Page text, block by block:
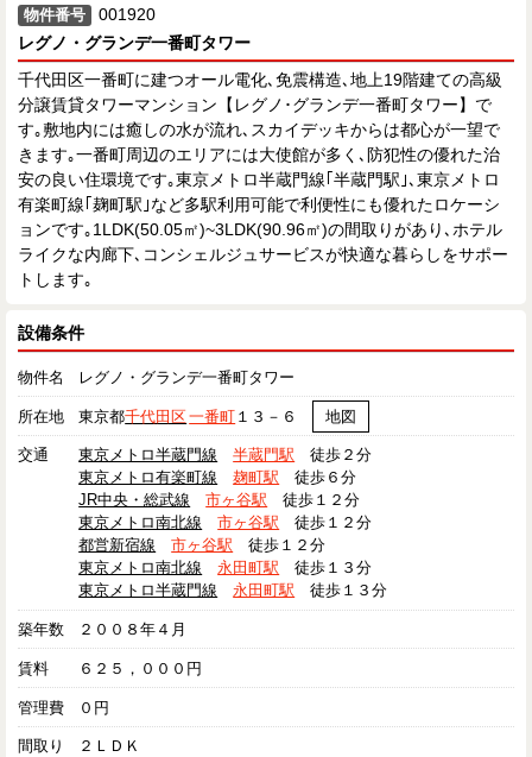
物件番号
001920
レグノ・グランデ一番町タワー
千代田区一番町に建つオール電化､免震構造､地上19階建ての高級
分譲賃貸タワーマンション【レグノ･グランデ一番町タワー】で
す｡敷地内には癒しの水が流れ､スカイデッキからは都心が一望で
きます｡一番町周辺のエリアには大使館が多く､防犯性の優れた治
安の良い住環境です｡東京メトロ半蔵門線｢半蔵門駅｣､東京メトロ
有楽町線｢麹町駅｣など多駅利用可能で利便性にも優れたロケーシ
ョンです｡1LDK(50.05㎡)~3LDK(90.96㎡)の間取りがあり､ホテル
ライクな内廊下､コンシェルジュサービスが快適な暮らしをサポー
トします｡
設備条件
物件名 レグノ・グランデ一番町タワー
所在地 東京都千代田区一番町 １３－６ 地図
交通 東京メトロ半蔵門線 半蔵門駅 徒歩２分
東京メトロ有楽町線
麹町駅 徒歩６分
JR中央・総武線
市ヶ谷駅 徒歩１２分
東京メトロ南北線
市ヶ谷駅 徒歩１２分
都営新宿線
市ヶ谷駅 徒歩１２分
東京メトロ南北線
永田町駅 徒歩１３分
東京メトロ半蔵門線
永田町駅 徒歩１３分
築年数 ２００８年４月
賃料 ６２５，０００円
管理費 ０円
間取り ２ＬＤＫ